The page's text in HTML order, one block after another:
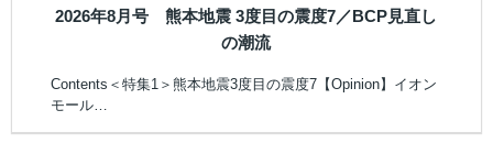
2026年8月号 熊本地震 3度目の震度7／BCP見直し
の潮流
Contents＜特集1＞熊本地震3度目の震度7【Opinion】イオン
モール…